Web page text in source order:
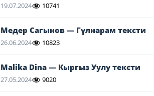
19.07.2024 10741
Медер Сагынов — Гүлнарам тексти
26.06.2024 10823
Malika Dina — Кыргыз Уулу тексти
27.05.2024 9020